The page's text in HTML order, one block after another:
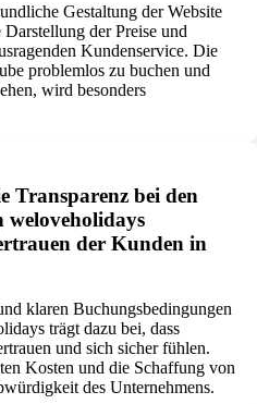
Gestaltung der Website
der Preise und
Kundenservice. Die
problemlos zu buchen und
wird besonders
Transparenz bei den
weloveholidays
der Kunden in
klaren Buchungsbedingungen
trägt dazu bei, dass
und sich sicher fühlen.
Kosten und die Schaffung von
des Unternehmens.